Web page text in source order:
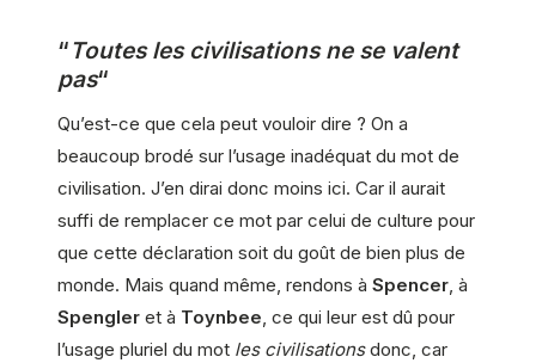
“Toutes les civilisations ne se valent
pas“
Qu’est-ce que cela peut vouloir dire ? On a
beaucoup brodé sur l’usage inadéquat du mot de
civilisation. J’en dirai donc moins ici. Car il aurait
suffi de remplacer ce mot par celui de culture pour
que cette déclaration soit du goût de bien plus de
monde. Mais quand même, rendons à Spencer, à
Spengler et à Toynbee, ce qui leur est dû pour
l’usage pluriel du mot les civilisationsdonc, car